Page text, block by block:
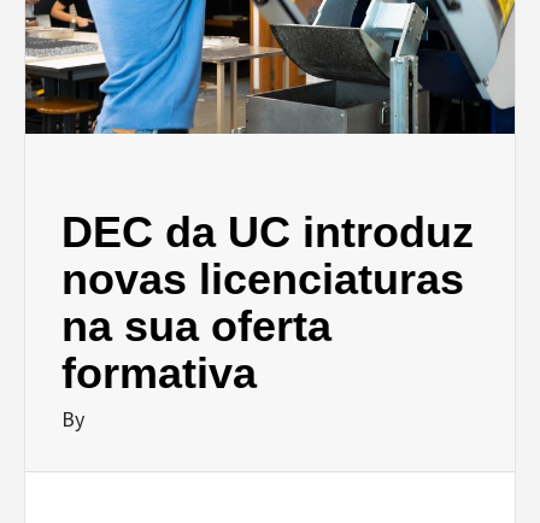
DEC da UC introduz
novas licenciaturas
na sua oferta
formativa
By